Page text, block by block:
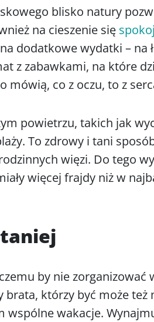
blisko natury
na cieszenie się
dodatkowe wydatki – na
z zabawkami, na które
mówią, co z oczu, to z
powietrzu, takich jak
To zdrowy i tani
więzi. Do tego
więcej frajdy niż w
by nie zorganizować
którzy być może też
wspólne wakacje.